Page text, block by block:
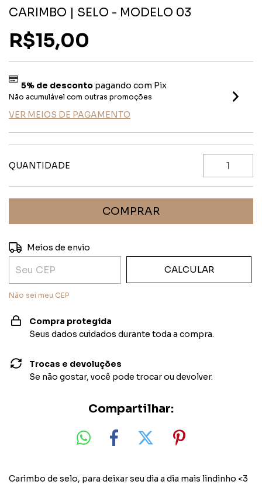
CARIMBO | SELO - MODELO 03
R$15,00
5% de descontopagando com Pix
Não acumulável com outras promoções
VER MEIOS DE PAGAMENTO
QUANTIDADE
Entregas para o CEP:
Meios de envio
CALCULAR
Não sei meu CEP
Compra protegida
Seus dados cuidados durante toda a compra.
Trocas e devoluções
Se não gostar, você pode trocar ou devolver.
Compartilhar:
Carimbo de selo, para deixar seu dia a dia mais lindinho <3